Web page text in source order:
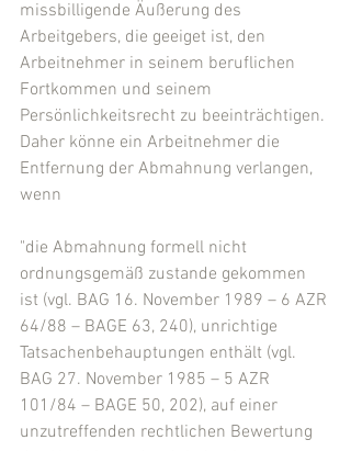
missbilligende Äußerung des
Arbeitgebers, die geeiget ist, den
Arbeitnehmer in seinem beruflichen
Fortkommen und seinem
Persönlichkeitsrecht zu beeinträchtigen.
Daher könne ein Arbeitnehmer die
Entfernung der Abmahnung verlangen,
wenn
"die Abmahnung formell nicht
ordnungsgemäß zustande gekommen
ist (vgl. BAG 16. November 1989 – 6 AZR
64/88 – BAGE 63, 240), unrichtige
Tatsachenbehauptungen enthält (vgl.
BAG 27. November 1985 – 5 AZR
101/84 – BAGE 50, 202), auf einer
unzutreffenden rechtlichen Bewertung